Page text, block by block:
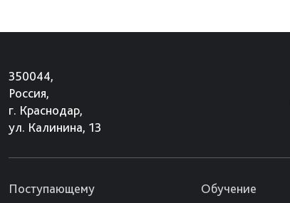
350044,
Россия,
г. Краснодар,
ул. Калинина, 13
Поступающему Обучение